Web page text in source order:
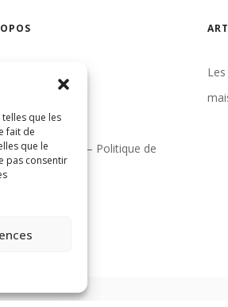
que les
fait de
que le
pas consentir
joindre
& conditions – Politique de